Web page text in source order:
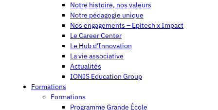
Notre histoire, nos valeurs
Notre pédagogie unique
Nos engagements – Epitech x Impact
Le Career Center
Le Hub d'Innovation
La vie associative
Actualités
IONIS Education Group
Formations
Formations
Programme Grande École